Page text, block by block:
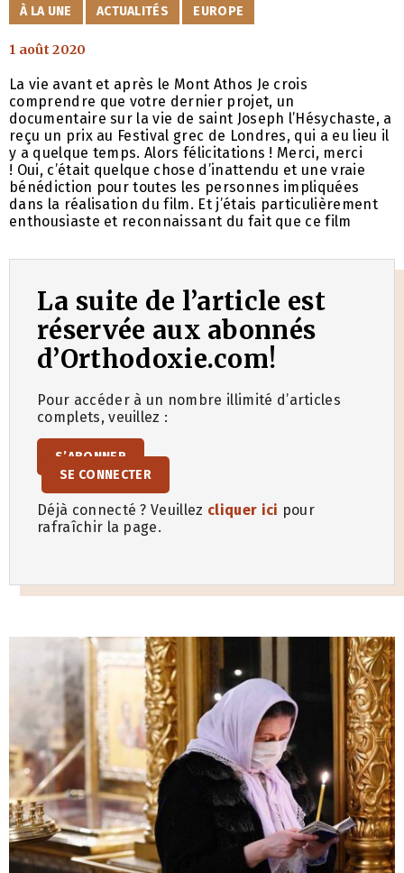
CATÉGORIES
À LA UNE ACTUALITÉS EUROPE
1 août 2020
La vie avant et après le Mont Athos Je crois
comprendre que votre dernier projet, un
documentaire sur la vie de saint Joseph l’Hésychaste, a
reçu un prix au Festival grec de Londres, qui a eu lieu il
y a quelque temps. Alors félicitations ! Merci, merci
! Oui, c’était quelque chose d’inattendu et une vraie
bénédiction pour toutes les personnes impliquées
dans la réalisation du film. Et j’étais particulièrement
enthousiaste et reconnaissant du fait que ce film
La suite de l’article est
réservée aux abonnés
d’Orthodoxie.com!
Pour accéder à un nombre illimité d’articles
complets, veuillez :
S’ABONNER
SE CONNECTER
Déjà connecté ? Veuillez cliquer ici pour
rafraîchir la page.